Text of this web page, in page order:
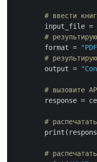
# ввести
        input_file =
#
        format =
#
        output =
# вызовите
response =
#
#